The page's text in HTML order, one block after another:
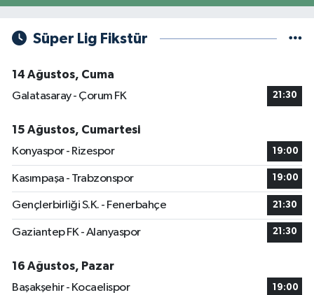
Süper Lig Fikstür
14 Ağustos, Cuma
Galatasaray - Çorum FK
21:30
15 Ağustos, Cumartesi
Konyaspor - Rizespor
19:00
Kasımpaşa - Trabzonspor 19:00
Gençlerbirliği S.K. - Fenerbahçe 21:30
Gaziantep FK - Alanyaspor 21:30
16 Ağustos, Pazar
Başakşehir - Kocaelispor
19:00